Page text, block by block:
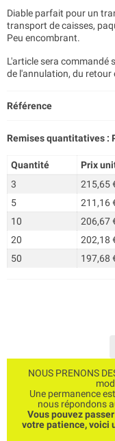
Diable parfait pour un
transport de caisses,
Peu encombrant.
L'article sera commandé
de l'annulation, du retour
Référence
Remises quantitatives :
Quantité Prix
3
215,65
5
211,16
10
206,67
20
202,18
50
197,68
NOUS PRENONS
Une permanence
nous répondons
Vous pouvez
votre patience, voici